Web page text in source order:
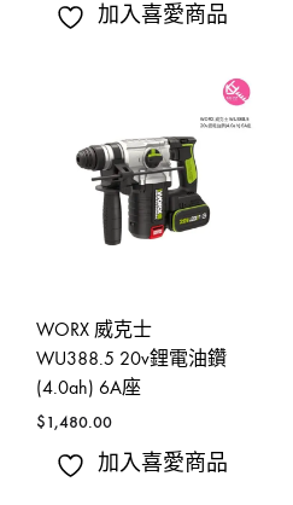
加入喜愛商品
WORX 威克士
WU388.5 20v鋰電油鑽
(4.0ah) 6A座
$1,480.00
加入喜愛商品